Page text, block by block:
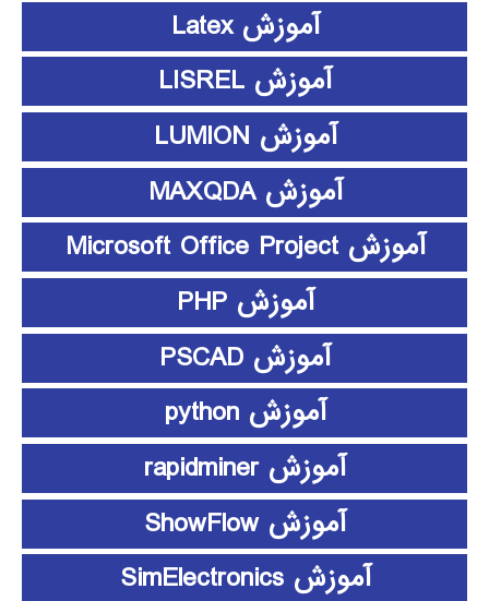
آموزش Latex
آموزش LISREL
آموزش LUMION
آموزش MAXQDA
آموزش Microsoft Office Project
آموزش PHP
آموزش PSCAD
آموزش python
آموزش rapidminer
آموزش ShowFlow
آموزش SimElectronics